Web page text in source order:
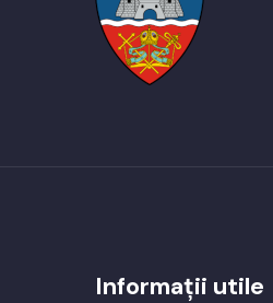
Informații utile